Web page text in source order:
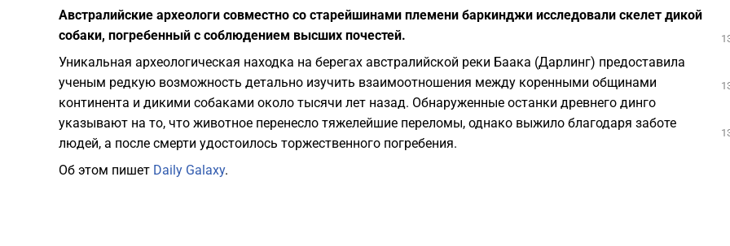
Австралийские археологи совместно со старейшинами племени баркинджи исследовали скелет дикой
собаки, погребенный с соблюдением высших почестей.
Уникальная археологическая находка на берегах австралийской реки Баака (Дарлинг) предоставила
ученым редкую возможность детально изучить взаимоотношения между коренными общинами
континента и дикими собаками около тысячи лет назад. Обнаруженные останки древнего динго
указывают на то, что животное перенесло тяжелейшие переломы, однако выжило благодаря заботе
людей, а после смерти удостоилось торжественного погребения.
Об этом пишет Daily Galaxy.